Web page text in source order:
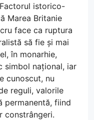
istorico-
Marea Britanie
face ca ruptura
să fie și mai
în monarhie,
simbol național, iar
cunoscut, nu
reguli, valorile
permanentă, fiind
constrângeri.